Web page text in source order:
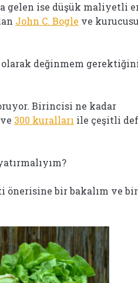
gelen ise düşük maliyetli
John C. Bogle ve
olarak değinmem
Birincisi ne kadar
ve 300 kuralları ile çeşitli
önerisine bir bakalım ve